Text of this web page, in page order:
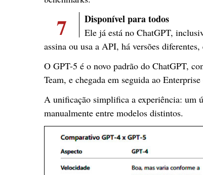
7 Disponível para todos
Ele já está no ChatGPT,
assina ou usa a API, há versões
O GPT-5 é o novo padrão do ChatGPT,
Team, e chegada em seguida ao Enterprise
A unificação simplifica a experiência: um
manualmente entre modelos distintos.